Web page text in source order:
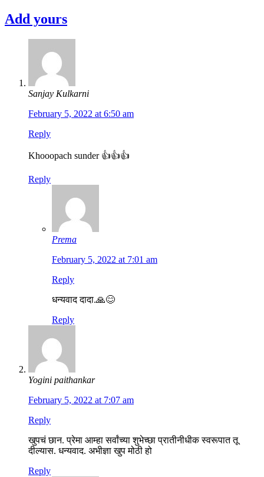
Add yours
Sanjay Kulkarni
February 5, 2022 at 6:50 am
Reply
Khooopach sunder 👍👍👍
Reply
Prema
February 5, 2022 at 7:01 am
Reply
धन्यवाद दादा.🙏😊
Reply
Yogini paithankar
February 5, 2022 at 7:07 am
Reply
खुपचं छान. प्रेमा आम्हा सर्वांच्या शुभेच्छा प्रातीनीधीक स्वरूपात तू
दील्यास. धन्यवाद. अभीज्ञा खुप मोठी हो
Reply